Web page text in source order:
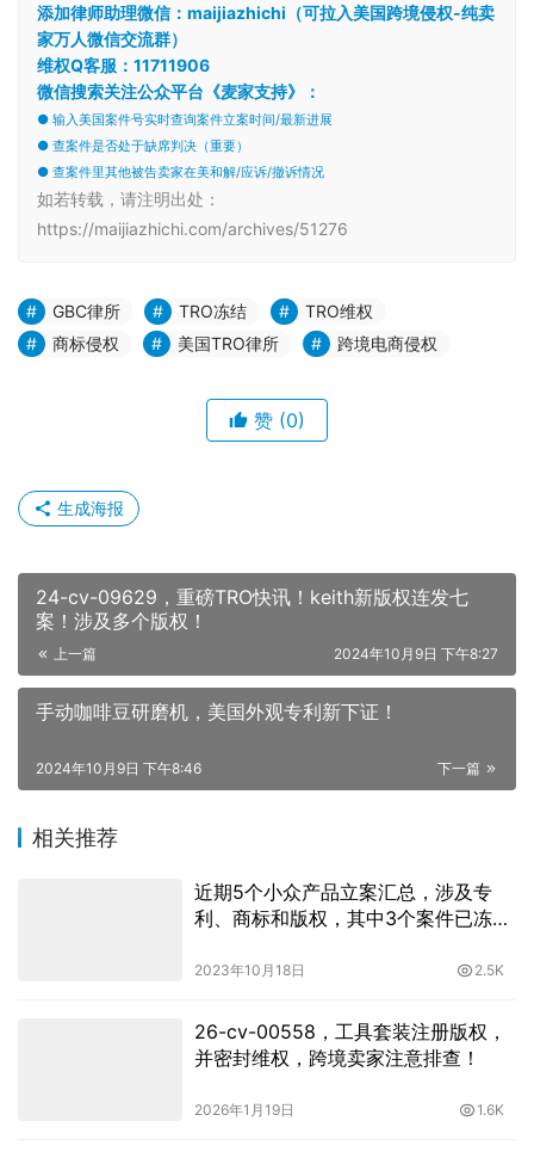
添加律师助理微信：maijiazhichi（可拉入美国跨境侵权-纯卖
家万人微信交流群）
维权Q客服：11711906
微信搜索关注公众平台《麦家支持》：
● 输入美国案件号实时查询案件立案时间/最新进展
● 查案件是否处于缺席判决（重要）
● 查案件里其他被告卖家在美和解/应诉/撤诉情况
如若转载，请注明出处：
https://maijiazhichi.com/archives/51276
GBC律所 TRO冻结
TRO维权
商标侵权
美国TRO律所 跨境电商侵权
赞 (0)
生成海报
24-cv-09629，重磅TRO快讯！keith新版权连发七
案！涉及多个版权！
上一篇 2024年10月9日 下午8:27
手动咖啡豆研磨机，美国外观专利新下证！
下一篇
2024年10月9日 下午8:46
相关推荐
近期5个小众产品立案汇总，涉及专
利、商标和版权，其中3个案件已冻结
2023年10月18日 2.5K
26-cv-00558，工具套装注册版权，
并密封维权，跨境卖家注意排查！
2026年1月19日 1.6K